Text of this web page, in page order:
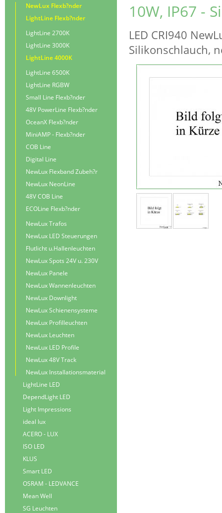
10W, IP67 -
LED CRI940
Silikonschlauch,
NewLux Flexb?nder
LightLine Flexb?nder
LightLine 2700K
LightLine 3000K
LightLine 4000K
LightLine 6500K
LightLine RGBW
Small Line Flexb?nder
48V PowerLine Flexb?nder
OceanX Flexb?nder
MiniAMP - Flexb?nder
COB Line
Digital Line
NewLux Flexband Zubeh?r
NewLux NeonLine
48V COB Line
ECOLine Flexb?nder
NewLux Trafos
NewLux LED Steuerungen
Flutlicht u.Hallenleuchten
NewLux Spots 24V u. 230V
NewLux Panele
NewLux Wannenleuchten
NewLux Downlight
NewLux Schienensysteme
NewLux Profilleuchten
NewLux Leuchten
NewLux LED Profile
NewLux 48V Track
NewLux Installationsmaterial
LightLine LED
DependLight LED
Light Impressions
ideal lux
ACERO - LUX
ISO LED
KLUS
Smart LED
OSRAM - LEDVANCE
Mean Well
SG Leuchten